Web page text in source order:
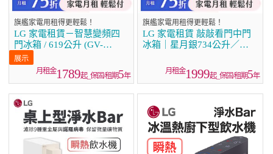
旗艦家電用租得更輕鬆！
LG 家電租賃－智慧變頻四
門冰箱 / 619公升 (GV-
NB61BG)
1789起_保固/租期5年
旗艦家電用租得更輕鬆！
LG 家電租賃 敲敲看門中門
冰箱｜星月銀734公升／星
1999起_保固/租期5年